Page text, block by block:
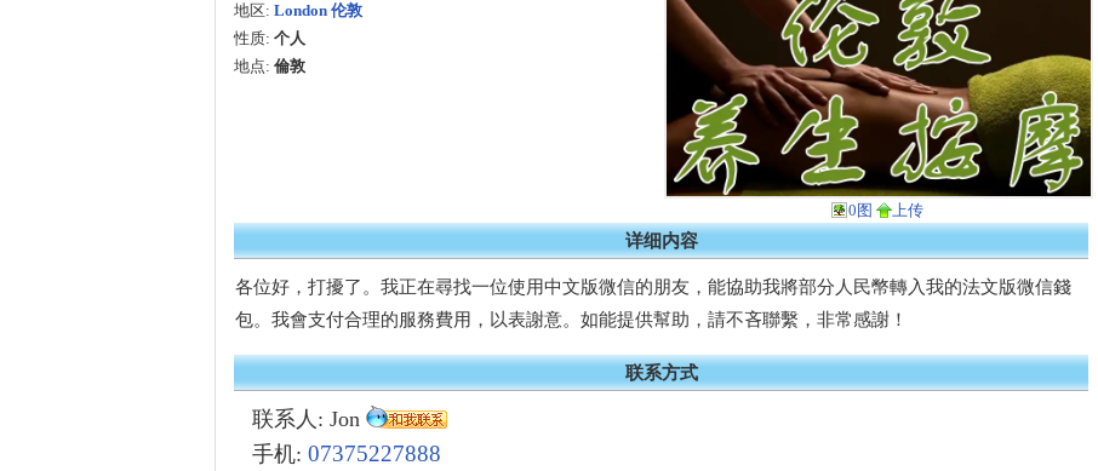
地区: London 伦敦
性质: 个人
地点: 倫敦
0图 上传
详细内容
各位好，打擾了。我正在尋找一位使用中文版微信的朋友，能協助我將部分人民幣轉入我的法文版微信錢
包。我會支付合理的服務費用，以表謝意。如能提供幫助，請不吝聯繫，非常感謝！
联系方式
联系人: Jon
手机: 07375227888